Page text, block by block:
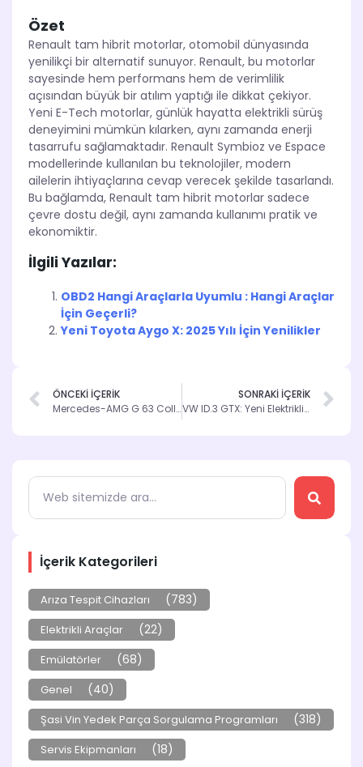
İçerik Kategorileri
Arıza Tespit Cihazları (783)
Elektrikli Araçlar (22)
Emülatörler (68)
Genel (40)
Şasi Vin Yedek Parça Sorgulama Programları (318)
Servis Ekipmanları (18)
Özet
Renault tam hibrit motorlar, otomobil dünyasında
yenilikçi bir alternatif sunuyor. Renault, bu motorlar
sayesinde hem performans hem de verimlilik
açısından büyük bir atılım yaptığı ile dikkat çekiyor.
Yeni E-Tech motorlar, günlük hayatta elektrikli sürüş
deneyimini mümkün kılarken, aynı zamanda enerji
tasarrufu sağlamaktadır. Renault Symbioz ve Espace
modellerinde kullanılan bu teknolojiler, modern
ailelerin ihtiyaçlarına cevap verecek şekilde tasarlandı.
Bu bağlamda, Renault tam hibrit motorlar sadece
çevre dostu değil, aynı zamanda kullanımı pratik ve
ekonomiktir.
İlgili Yazılar:
OBD2 Hangi Araçlarla Uyumlu : Hangi Araçlar
İçin Geçerli?
Yeni Toyota Aygo X: 2025 Yılı İçin Yenilikler
ÖNCEKİ İÇERİK
Mercedes-AMG G 63 Collector’s Edition: Sınırlı Üretim
SONRAKİ İÇERİK
VW ID.3 GTX: Yeni Elektrikli Model Tanıtıldı